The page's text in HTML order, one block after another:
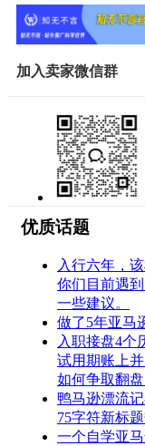
加入卖家微信群
优质话题
入行六年，
你们目前遇
一些建议。
做了5年亚马
入职接盘4个
试用期账上
如何争取翻
鸭马逊漂流
75字符新标
一个自学亚